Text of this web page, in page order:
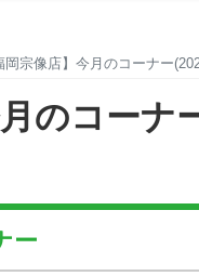
岡宗像店】今月のコーナー
のコーナ
ー